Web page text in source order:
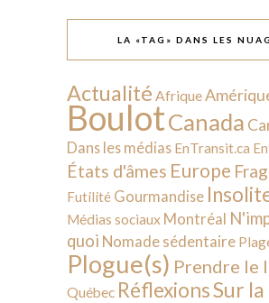
LA «TAG» DANS LES
Actualité Afrique
BoulotCanada
Dans les médias EnTransit.ca
États d'âmes Europe
Futilité Gourmandise
Médias sociaux Montréal
quoi Nomade sédentaire
Plogue(s) Prendre le
Québec RéflexionsSur